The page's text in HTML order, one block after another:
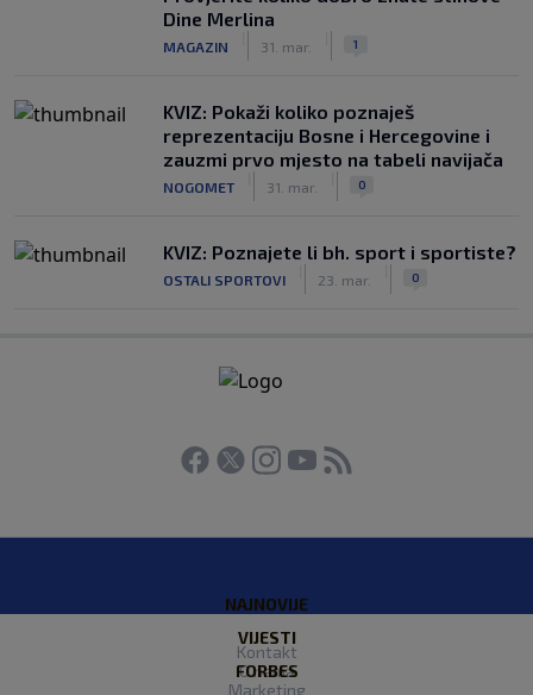
Dine Merlina
MAGAZIN 31. mar. 1
KVIZ: Pokaži koliko poznaješ
reprezentaciju Bosne i Hercegovine i
zauzmi prvo mjesto na tabeli navijača
NOGOMET 31. mar. 0
KVIZ: Poznajete li bh. sport i sportiste?
OSTALI SPORTOVI 23. mar. 0
NAJNOVIJE
VIJESTI
FORBES
Kontakt
O nama
Marketing